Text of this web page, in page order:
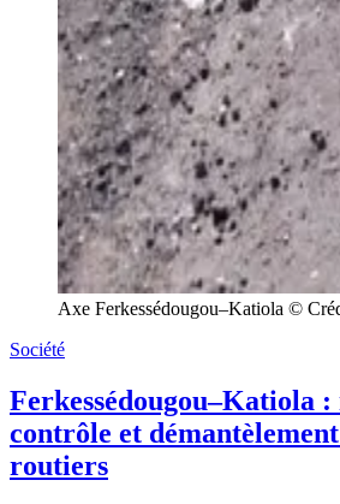
Axe Ferkessédougou–Katiola ©
Société
Ferkessédougou–Katiola :
contrôle et démantèlement
routiers